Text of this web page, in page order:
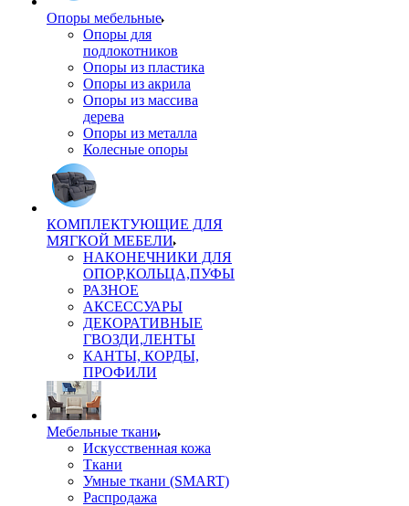
Опоры мебельные
Опоры для
подлокотников
Опоры из пластика
Опоры из акрила
Опоры из массива
дерева
Опоры из металла
Колесные опоры
КОМПЛЕКТУЮЩИЕ ДЛЯ
МЯГКОЙ МЕБЕЛИ
НАКОНЕЧНИКИ ДЛЯ
ОПОР,КОЛЬЦА,ПУФЫ
РАЗНОЕ
АКСЕССУАРЫ
ДЕКОРАТИВНЫЕ
ГВОЗДИ,ЛЕНТЫ
КАНТЫ, КОРДЫ,
ПРОФИЛИ
Мебельные ткани
Искусственная кожа
Ткани
Умные ткани (SMART)
Распродажа